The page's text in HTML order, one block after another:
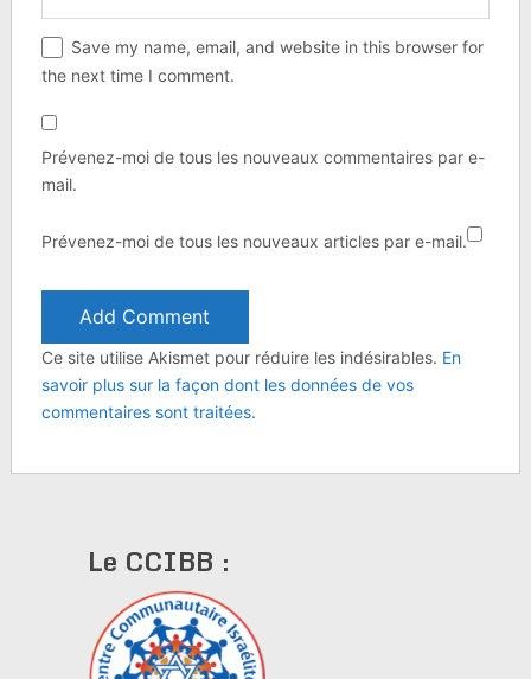
Save my name, email, and website in this browser for
the next time I comment.
Prévenez-moi de tous les nouveaux commentaires par e-
mail.
Prévenez-moi de tous les nouveaux articles par e-mail.
Ce site utilise Akismet pour réduire les indésirables. En
savoir plus sur la façon dont les données de vos
commentaires sont traitées.
Le CCIBB :